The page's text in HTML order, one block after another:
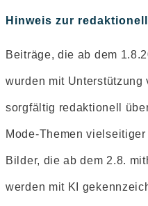
Hinweis zur
Beiträge, die ab dem
wurden mit
sorgfältig redaktionell
Mode-Themen
Bilder, die ab dem 2.8.
werden mit KI